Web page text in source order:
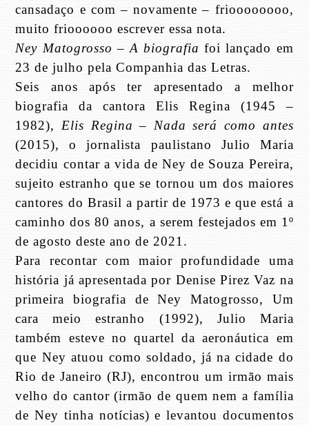
cansadaço e com – novamente – frioooooooo,
muito frioooooo escrever essa nota.
Ney Matogrosso – A biografia foi lançado em
23 de julho pela Companhia das Letras.
Seis anos após ter apresentado a melhor
biografia da cantora Elis Regina (1945 –
1982),Elis Regina – Nada será como antes
(2015), o jornalista paulistano Julio Maria
decidiu contar a vida de Ney de Souza Pereira,
sujeito estranho que se tornou um dos maiores
cantores do Brasil a partir de 1973 e que está a
caminho dos 80 anos, a serem festejados em 1º
de agosto deste ano de 2021.
Para recontar com maior profundidade uma
história já apresentada por Denise Pirez Vaz na
primeira biografia de Ney Matogrosso, Um
cara meio estranho (1992), Julio Maria
também esteve no quartel da aeronáutica em
que Ney atuou como soldado, já na cidade do
Rio de Janeiro (RJ), encontrou um irmão mais
velho do cantor (irmão de quem nem a família
de Ney tinha notícias) e levantou documentos